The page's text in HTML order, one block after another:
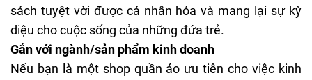
sách tuyệt vời được cá nhân hóa và mang lại sự kỳ
diệu cho cuộc sống của những đứa trẻ.
Gắn với ngành/sản phẩm kinh doanh
Nếu bạn là một shop quần áo ưu tiên cho việc kinh